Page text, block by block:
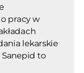
pracy w
lekarskie
to